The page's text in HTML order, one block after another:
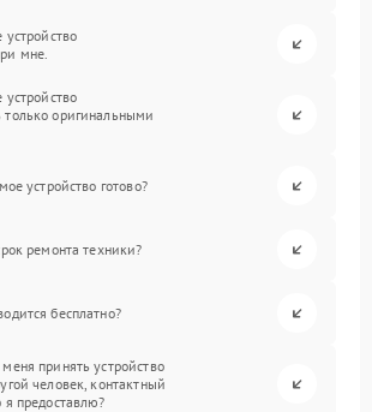
мне.
только оригинальными
устройство готово?
ремонта техники?
бесплатно?
принять устройство
человек, контактный
я предоставлю?